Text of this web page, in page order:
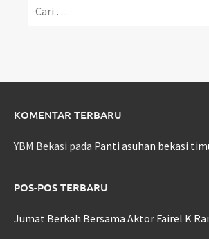
untuk:
KOMENTAR TERBARU
YBM Bekasi pada Panti asuhan bekasi
POS-POS TERBARU
Jumat Berkah Bersama Aktor Fairel K